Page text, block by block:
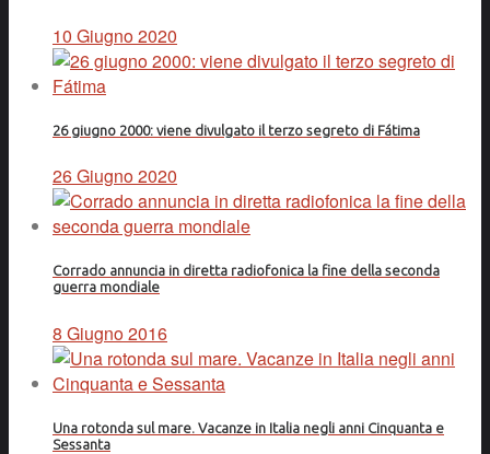
10 Giugno 2020
26 giugno 2000: viene divulgato il terzo segreto di Fátima
26 Giugno 2020
Corrado annuncia in diretta radiofonica la fine della seconda
guerra mondiale
8 Giugno 2016
Una rotonda sul mare. Vacanze in Italia negli anni Cinquanta e
Sessanta